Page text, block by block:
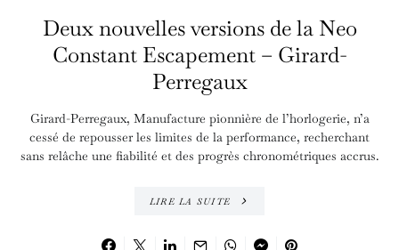
Deux nouvelles versions de la Neo
Constant Escapement – Girard-
Perregaux
Girard-Perregaux, Manufacture pionnière de l’horlogerie, n’a
cessé de repousser les limites de la performance, recherchant
sans relâche une fiabilité et des progrès chronométriques accrus.
LIRE LA SUITE